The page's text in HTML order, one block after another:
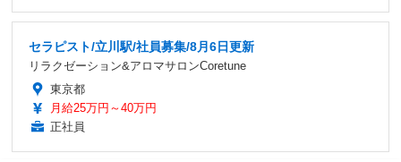
セラピスト/立川駅/社員募集/8月6日更新
リラクゼーション&アロマサロンCoretune
東京都
月給25万円～40万円
正社員